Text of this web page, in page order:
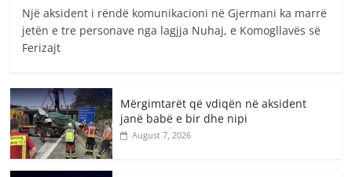
Një aksident i rëndë komunikacioni në Gjermani ka marrë
jetën e tre personave nga lagjja Nuhaj, e Komogllavës së
Ferizajt
Mërgimtarët që vdiqën në aksident
janë babë e bir dhe nipi
August 7, 2026